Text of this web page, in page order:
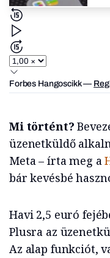
Forbes Hangoscikk—
Mi történt?
üzenetküldő
Meta – írta meg a
bár kevésbé
Havi 2,5 euró
Plusra az
Az alap funkciót,